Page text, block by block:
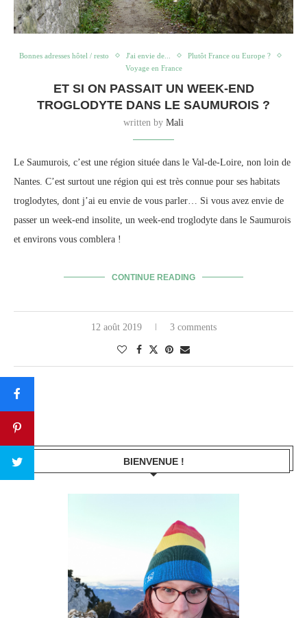
Bonnes adresses hôtel / resto J'ai envie de...
Plutôt France ou Europe ?
Voyage en France
ET SI ON PASSAIT UN WEEK-END
TROGLODYTE DANS LE SAUMUROIS ?
written by Mali
Le Saumurois, c’est une région située dans le Val-de-Loire, non loin de
Nantes. C’est surtout une région qui est très connue pour ses habitats
troglodytes, dont j’ai eu envie de vous parler… Si vous avez envie de
passer un week-end insolite, un week-end troglodyte dans le Saumurois
et environs vous comblera !
CONTINUE READING
12 août 2019 3 comments
BIENVENUE !